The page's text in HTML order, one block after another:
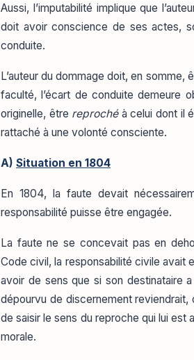
Aussi, l’imputabilité implique que
doit avoir conscience de ses actes,
conduite.
L’auteur du dommage doit, en
faculté, l’écart de conduite demeure
originelle, être reprochéà celui dont il
rattaché à une volonté consciente.
A) Situation en 1804
En 1804, la faute devait
responsabilité puisse être engagée.
La faute ne se concevait pas en
Code civil, la responsabilité civile avait
avoir de sens que si son destinataire
dépourvu de discernement
de saisir le sens du reproche qui lui
morale.